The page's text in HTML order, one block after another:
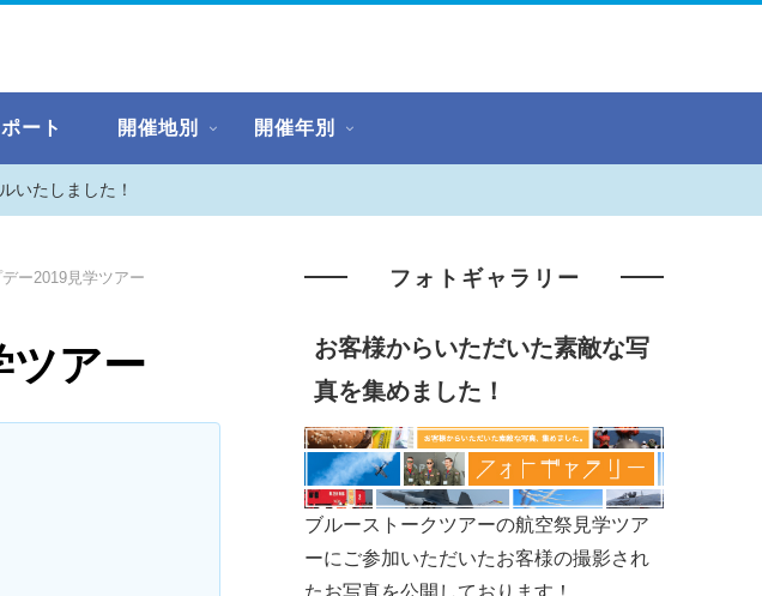
ート 開催地別 開催年別
いたしました！
ー2019見学ツアー
ツアー
フォトギャラリー
お客様からいただいた素敵な写
真を集めました！
ブルーストークツアーの航空祭見学ツア
ーにご参加いただいたお客様の撮影され